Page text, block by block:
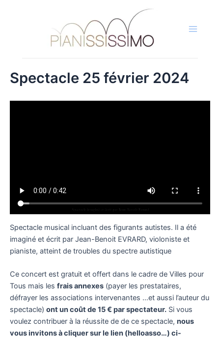
Spectacle 25 février 2024
Spectacle musical incluant des figurants autistes. Il a été
imaginé et écrit par Jean-Benoit EVRARD, violoniste et
pianiste, atteint de troubles du spectre autistique
Ce concert est gratuit et offert dans le cadre de Villes pour
Tous mais les frais annexes (payer les prestataires,
défrayer les associations intervenantes …et aussi l’auteur du
spectacle) ont un coût de 15 € par spectateur. Si vous
voulez contribuer à la réussite de de ce spectacle, nous
vous invitons à cliquer sur le lien (helloasso…) ci-